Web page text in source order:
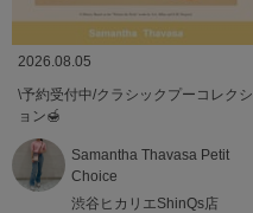
2026.08.05
\予約受付中/クラシックプーコレクシ
ョン🍯
Samantha Thavasa Petit
Choice
渋谷ヒカリエShinQs店